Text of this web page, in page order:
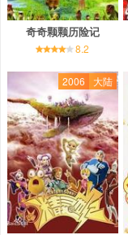
奇奇颗颗历险记
8.2
2006 大陆